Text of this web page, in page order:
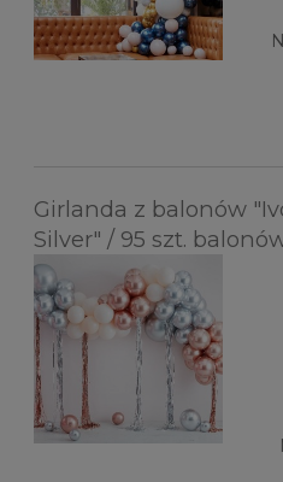
Girlanda z balonów
Silver" / 95 szt.